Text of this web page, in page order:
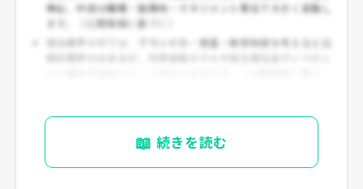
中心 、中途は職種・勤務地・マネジメント責任で大きく変動し
ます。（公開情報に基づく）
宿泊業界の中では、
ブランド力・裁量・教育制度を考えると比
📖 続きを読む